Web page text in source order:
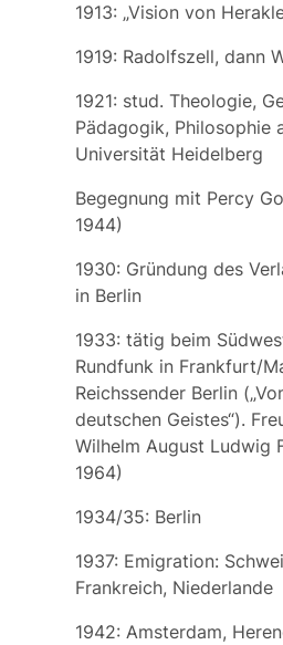
1913: „Vision von
1919: Radolfszell, dann
1921: stud. Theologie,
Pädagogik, Philosophie
Universität Heidelberg
Begegnung mit Percy
1944)
1930: Gründung des
in Berlin
1933: tätig beim
Rundfunk in Frankfurt/
Reichssender Berlin
deutschen Geistes“).
Wilhelm August Ludwig
1964)
1934/35: Berlin
1937: Emigration:
Frankreich, Niederlande
1942: Amsterdam,